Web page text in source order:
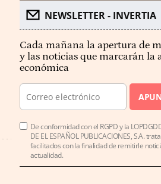
NEWSLETTER - INVERTIA
Cada mañana la apertura de
y las noticias que marcarán la
económica
De conformidad con el RGPD y la
DE EL ESPAÑOL PUBLICACIONES, S.A.
facilitados con la finalidad de remitirle
actualidad.